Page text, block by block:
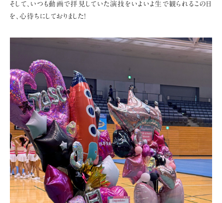
そして、いつも動画で拝見していた演技をいよいよ生で観られるこの日
を、 心待ちにしておりました!